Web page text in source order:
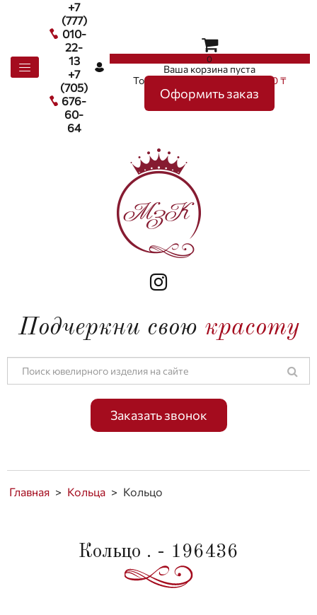
+7
(777)
010-
22-
13
+7
(705)
676-
60-
64
0
Ваша корзина пуста
Товаров в корзине
на сумму0 ₸
Оформить заказ
Подчеркни свою красоту
Заказать звонок
Главная > Кольца > Кольцо
Кольцо . - 196436